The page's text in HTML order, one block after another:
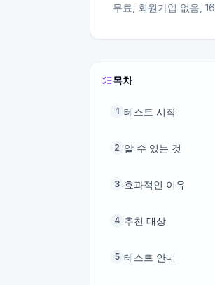
무료, 회원가입 없음, 16
목차
1 테스트 시작
2 알 수 있는 것
3 효과적인 이유
4 추천 대상
5 테스트 안내